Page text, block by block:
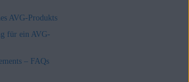
AVG-Produkts
für ein AVG-
– FAQs